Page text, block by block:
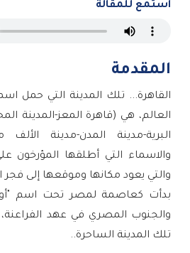
استمع للمقالة
المقدمة
العالم، هي (قاهرة المعز-المدينة
البرية-مدينة المدن-مدينة
والاسماء التي أطلقها المؤرخون
والتي يعود مكانها وموقعها إلى فجر
بدأت كعاصمة لمصر تحت اسم
والجنوب المصري في عهد
تلك المدينة الساحرة..